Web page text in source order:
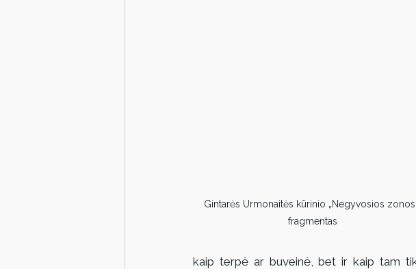
Gintarės Urmonaitės kūrinio „Negyvosios
fragmentas
kaip terpė ar buveinė, bet ir kaip tam